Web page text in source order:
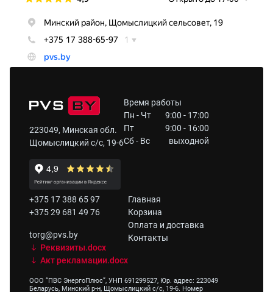
223049, Минская обл.
Щомыслицкий с/с, 19-6
Время работы
Пн - Чт
9:00 - 17:00
Пт
9:00 - 16:00
Сб - Вс
выходной
+375 17 388 65 97
+375 29 681 49 76
torg@pvs.by
Реквизиты.docx
Акт рекламации.docx
Главная
Корзина
Оплата и доставка
Контакты
ООО “ПВС ЭнергоПлюс”, УНП 691299527, Юр. адрес: 223049
Беларусь, Минский р-н, Щомыслицкий с/с, 19-6. Номер